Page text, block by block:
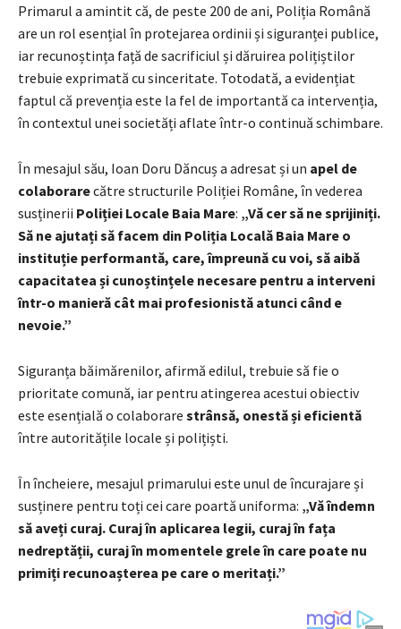
Primarul a amintit că, de peste 200 de ani, Poliția Română
are un rol esențial în protejarea ordinii și siguranței publice,
iar recunoștința față de sacrificiul și dăruirea polițiștilor
trebuie exprimată cu sinceritate. Totodată, a evidențiat
faptul că prevenția este la fel de importantă ca intervenția,
în contextul unei societăți aflate într-o continuă schimbare.
În mesajul său, Ioan Doru Dăncuș a adresat și un apel de
colaborarecătre structurile Poliției Române, în vederea
susținerii Poliției Locale Baia Mare: „Vă cer să ne sprijiniți.
Să ne ajutați să facem din Poliția Locală Baia Mare o
instituție performantă, care, împreună cu voi, să aibă
capacitatea și cunoștințele necesare pentru a interveni
într-o manieră cât mai profesionistă atunci când e
nevoie.”
Siguranța băimărenilor, afirmă edilul, trebuie să fie o
prioritate comună, iar pentru atingerea acestui obiectiv
este esențială o colaborare strânsă, onestă și eficientă
între autoritățile locale și polițiști.
În încheiere, mesajul primarului este unul de încurajare și
susținere pentru toți cei care poartă uniforma: „Vă îndemn
să aveți curaj. Curaj în aplicarea legii, curaj în fața
nedreptății, curaj în momentele grele în care poate nu
primiți recunoașterea pe care o meritați.”